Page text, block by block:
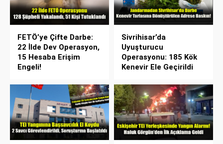
FETÖ’ye Çifte Darbe:
22 İlde Dev Operasyon,
15 Hesaba Erişim
Engeli!
Sivrihisar’da
Uyuşturucu
Operasyonu: 185 Kök
Kenevir Ele Geçirildi